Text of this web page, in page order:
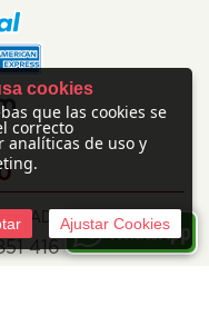
416
cookies
que las cookies se
correcto
analíticas de uso y
Ajustar Cookies